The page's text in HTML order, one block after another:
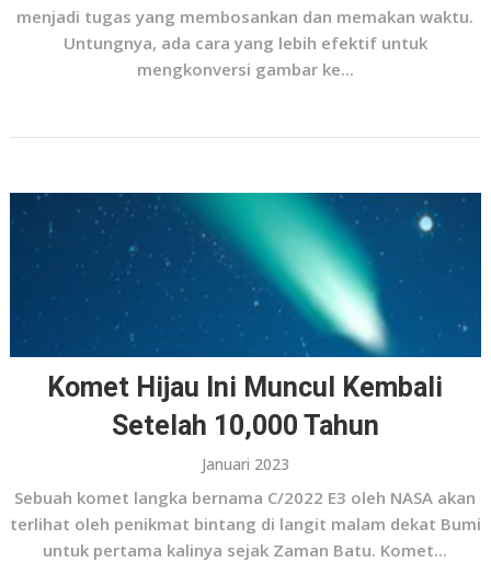
menjadi tugas yang membosankan dan memakan waktu.
Untungnya, ada cara yang lebih efektif untuk
mengkonversi gambar ke...
Komet Hijau Ini Muncul Kembali
Setelah 10,000 Tahun
Januari 2023
Sebuah komet langka bernama C/2022 E3 oleh NASA akan
terlihat oleh penikmat bintang di langit malam dekat Bumi
untuk pertama kalinya sejak Zaman Batu. Komet...